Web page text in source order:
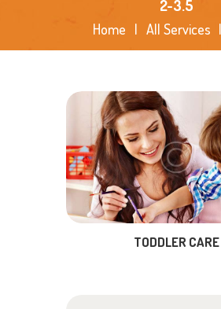
2-3.5
Home All Services
CONTACT
TODDLER CARE